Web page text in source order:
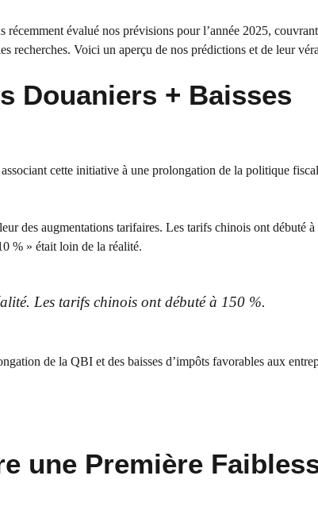
évalué nos prévisions pour l’année 2025,
recherches. Voici un aperçu de nos prédictions et de leur
Douaniers + Baisses
cette initiative à une prolongation de la politique
des augmentations tarifaires. Les tarifs chinois ont débuté
% » était loin de la réalité.
Les tarifs chinois ont débuté à 150 %.
de la QBI et des baisses d’impôts favorables aux
une Première